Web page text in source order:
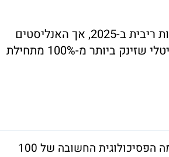
הביטקוין מאבד 4% מערכו במקביל לאיתות הפד על פחות הורדות ריבית ב-2025, אך האנליסטים
מעריכים שהירידה המתונה דווקא מעידה על חוסן המטבע הדיגיטלי שזינק ביותר מ-100% מתחילת
מטבע הקריפטו המוביל בעולם רושם יורד עד 4% וצולל מתחת לרמה הפסיכולוגית החשובה של 100